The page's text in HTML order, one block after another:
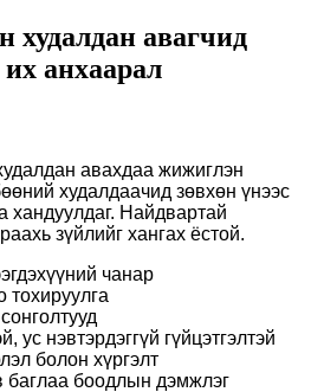
авагчид
анхаарал
авахдаа жижиглэн
худалдаачид зөвхөн үнээс
хандуулдаг. Найдвартай
зүйлийг хангах ёстой.
чанар
тохируулга
ус нэвтэрдэггүй гүйцэтгэлтэй
болон хүргэлт
баглаа боодлын дэмжлэг